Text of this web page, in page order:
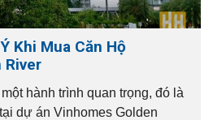
Khi Mua Căn Hộ
River
hành trình quan trọng, đó là
dự án Vinhomes Golden